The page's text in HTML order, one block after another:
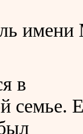
в
семье.